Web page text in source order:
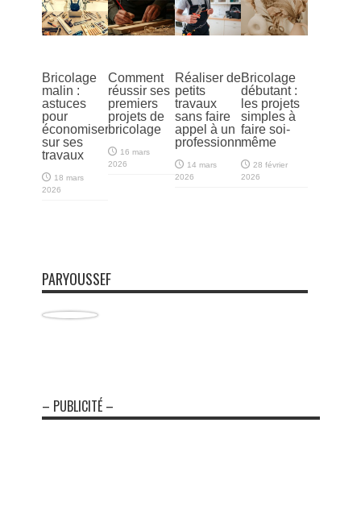
Bricolage
malin :
astuces
pour
économiser
sur ses
travaux
18 mars
2026
Comment
réussir ses
premiers
projets de
bricolage
16 mars
2026
Réaliser de
petits
travaux
sans faire
appel à un
professionnel
14 mars
2026
Bricolage
débutant :
les projets
simples à
faire soi-
même
28 février
2026
PARYOUSSEF
– PUBLICITÉ –